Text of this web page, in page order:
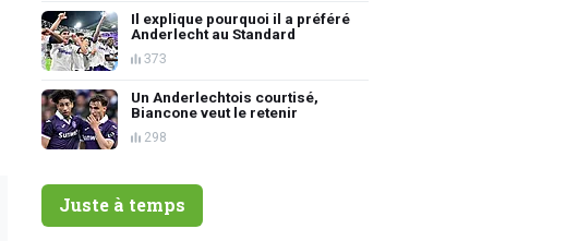
Il explique pourquoi il a préféré
Anderlecht au Standard
373
Un Anderlechtois courtisé,
Biancone veut le retenir
298
Juste à temps